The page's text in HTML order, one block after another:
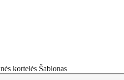
kortelės Šablonas